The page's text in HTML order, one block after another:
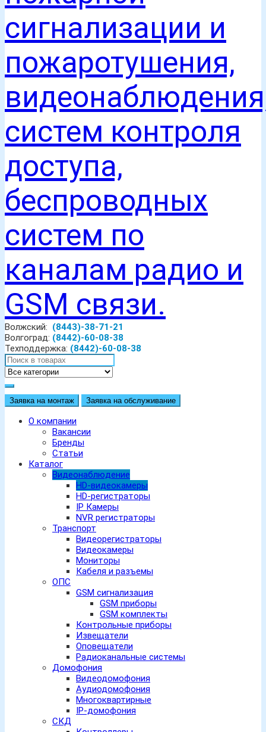
Волжский: (8443)-38-71-21
Волгоград: (8442)-60-08-38
Техподдержка: (8442)-60-08-38
Заявка на монтаж Заявка на обслуживание
О компании
Вакансии
Бренды
Статьи
Каталог
Видеонаблюдение
HD-видеокамеры
HD-регистраторы
IP Камеры
NVR регистраторы
Транспорт
Видеорегистраторы
Видеокамеры
Мониторы
Кабеля и разъемы
ОПС
GSM сигнализация
GSM приборы
GSM комплекты
Контрольные приборы
Извещатели
Оповещатели
Радиоканальные системы
Домофония
Видеодомофония
Аудиодомофония
Многоквартирные
IP-домофония
СКД